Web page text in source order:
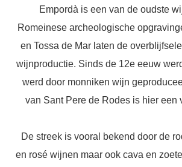
Empordà is een van de oudste
Romeinese archeologische
en Tossa de Mar laten de
wijnproductie. Sinds de 12e eeuw
werd door monniken wijn
van Sant Pere de Rodes is hier een
De streek is vooral bekend door de
en rosé wijnen maar ook cava en